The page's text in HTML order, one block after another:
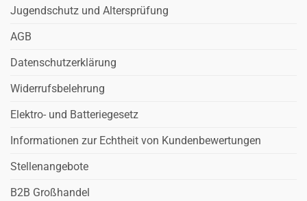
Jugendschutz und Altersprüfung
AGB
Datenschutzerklärung
Widerrufsbelehrung
Elektro- und Batteriegesetz
Informationen zur Echtheit von Kundenbewertungen
Stellenangebote
B2B Großhandel